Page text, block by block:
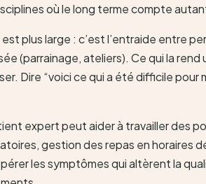
où le long terme compte
plus large : c’est l’entraide entre
(parrainage, ateliers). Ce qui la
Dire “voici ce qui a été difficile
expert peut aider à travailler des
gestion des repas en horaires
les symptômes qui altèrent la